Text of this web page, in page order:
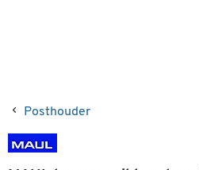
Posthouder